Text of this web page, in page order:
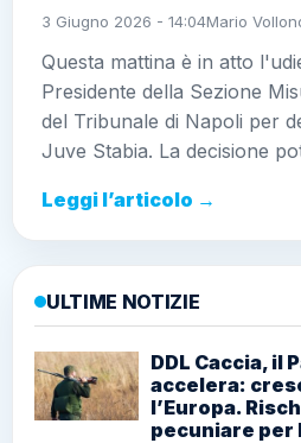
3 Giugno 2026 - 14:04Mario
Questa mattina è in atto
Presidente della Sezione
del Tribunale di Napoli per
Juve Stabia. La decisione
Leggi l’articolo →
ULTIME NOTIZIE
DDL Caccia, il
accelera:
l’Europa.
pecuniare per